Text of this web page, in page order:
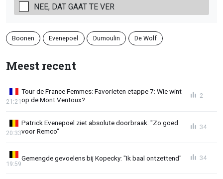
NEE, DAT GAAT TE VER
Boonen Evenepoel Dumoulin De Wolf
Meest recent
Tour de France Femmes: Favorieten etappe 7: Wie wint
op de Mont Ventoux?
21:21
2
Patrick Evenepoel ziet absolute doorbraak: "Zo goed
voor Remco"
20:33
34
Gemengde gevoelens bij Kopecky: "Ik baal ontzettend"
19:59
34